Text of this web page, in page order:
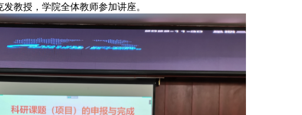
教授，学院全体教师参加讲座。